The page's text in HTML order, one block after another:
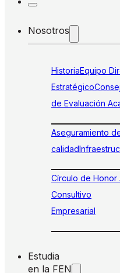
Nosotros
HistoriaEquipo
Estratégico
de Evaluación
Aseguramiento
calidad
Círculo de Honor
Consultivo
Empresarial
Estudia
en la FEN